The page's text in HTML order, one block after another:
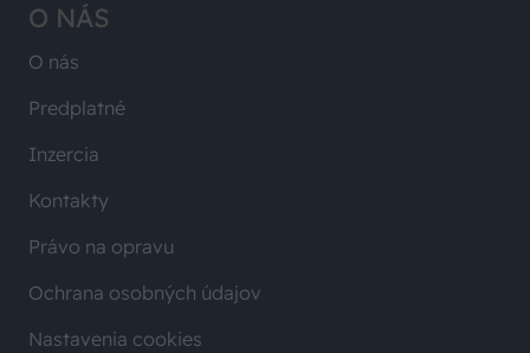
O NÁS
O nás
Predplatné
Inzercia
Kontakty
Právo na opravu
Ochrana osobných údajov
Nastavenia cookies